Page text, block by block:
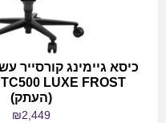
(העתק)
₪2,449